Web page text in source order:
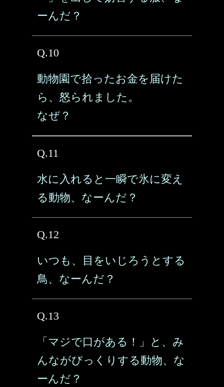
ーんだ？
Q.10
動物園で拾ったお金を届けた
ら、怒られました。
なぜ？
Q.11
水に入れると一瞬で氷に変え
る動物、なーんだ？
Q.12
いつも、目をいじろうとする
鳥、なーんだ？
Q.13
「マジで口がある！」と、み
んながびっくりする動物、な
ーんだ？